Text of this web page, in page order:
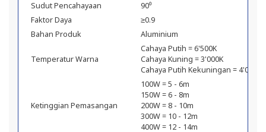
Sudut Pencahayaan
90⁰
Faktor Daya
≥0.9
Bahan Produk
Aluminium
Temperatur Warna
Cahaya Putih = 6'500K
Cahaya Kuning = 3'000K
Cahaya Putih Kekuningan = 4'000K
Ketinggian Pemasangan
100W = 5 - 6m
150W = 6 - 8m
200W = 8 - 10m
300W = 10 - 12m
400W = 12 - 14m